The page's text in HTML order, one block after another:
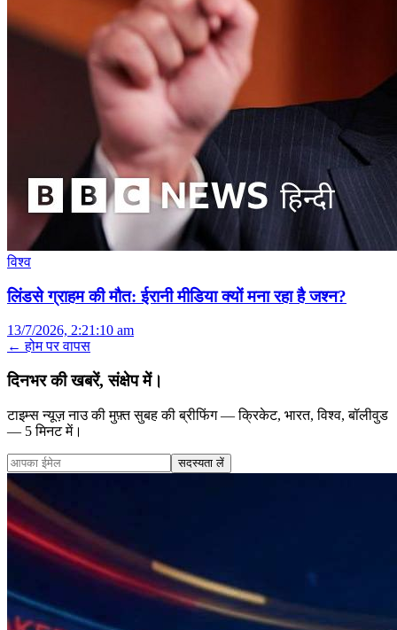
विश्व
लिंडसे ग्राहम की मौत: ईरानी मीडिया क्यों मना रहा है जश्न?
13/7/2026, 2:21:10 am
← होम पर वापस
दिनभर की खबरें, संक्षेप में।
टाइम्स न्यूज़ नाउ की मुफ़्त सुबह की ब्रीफिंग — क्रिकेट, भारत, विश्व, बॉलीवुड
— 5 मिनट में।
सदस्यता लें